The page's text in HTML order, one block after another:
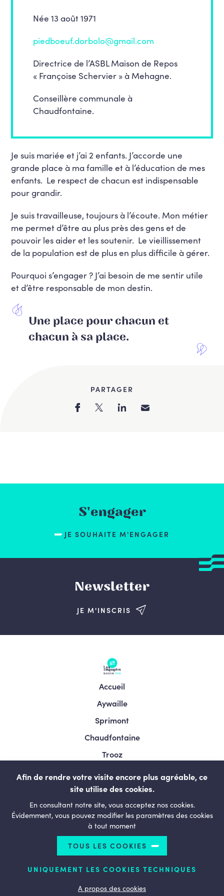
Née 13 août 1971
piedboeuf.dorbolo@gmail.com
Directrice de l’ASBL Maison de Repos
« Françoise Schervier » à Mehagne.
Conseillère communale à
Chaudfontaine.
Je suis mariée et j’ai 2 enfants. J’accorde une
grande place à ma famille et à l’éducation de mes
enfants. Le respect de chacun est indispensable
pour grandir.
Je suis travailleuse, toujours à l’écoute. Mon métier
me permet d’être au plus près des gens et de
pouvoir les aider et les soutenir. Le vieillissement
de la population est de plus en plus difficile à gérer.
Pourquoi s’engager ? J’ai besoin de me sentir utile
et d’être responsable de mon destin.
Une place pour chacun et
chacun à sa place.
PARTAGER
S'engager
JE SOUHAITE M'ENGAGER
Newsletter
JE M'INSCRIS
Accueil
Aywaille
Sprimont
Chaudfontaine
Trooz
Comblain-au-pont
Neupré
Bassin de vie
Le Mouvement
LESENGAGÉS.BE
Afin de rendre votre visite encore plus agréable, ce
site utilise des cookies.
En consultant notre site, vous acceptez nos cookies.
Évidemment, vous pouvez modifier les paramètres des cookies
à tout moment
TOUS LES COOKIES
UNIQUEMENT LES COOKIES TECHNIQUES
A propos des cookies